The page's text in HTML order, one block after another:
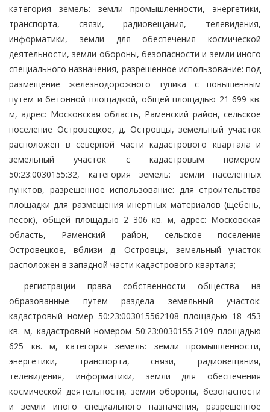
категория земель: земли промышленности, энергетики,
транспорта, связи, радиовещания, телевидения,
информатики, земли для обеспечения космической
деятельности, земли обороны, безопасности и земли иного
специального назначения, разрешенное использование: под
размещение железнодорожного тупика с повышенным
путем и бетонной площадкой, общей площадью 21 699 кв.
м, адрес: Московская область, Раменский район, сельское
поселение Островецкое, д. Островцы, земельный участок
расположен в северной части кадастрового квартала и
земельный участок с кадастровым номером
50:23:0030155:32, категория земель: земли населенных
пунктов, разрешенное использование: для строительства
площадки для размещения инертных материалов (щебень,
песок), общей площадью 2 306 кв. м, адрес: Московская
область, Раменский район, сельское поселение
Островецкое, вблизи д. Островцы, земельный участок
расположен в западной части кадастрового квартала;
- регистрации права собственности общества на
образованные путем раздела земельный участок:
кадастровый номер 50:23:003015562108 площадью 18 453
кв. м, кадастровый номером 50:23:0030155:2109 площадью
625 кв. м, категория земель: земли промышленности,
энергетики, транспорта, связи, радиовещания,
телевидения, информатики, земли для обеспечения
космической деятельности, земли обороны, безопасности
и земли иного специального назначения, разрешенное